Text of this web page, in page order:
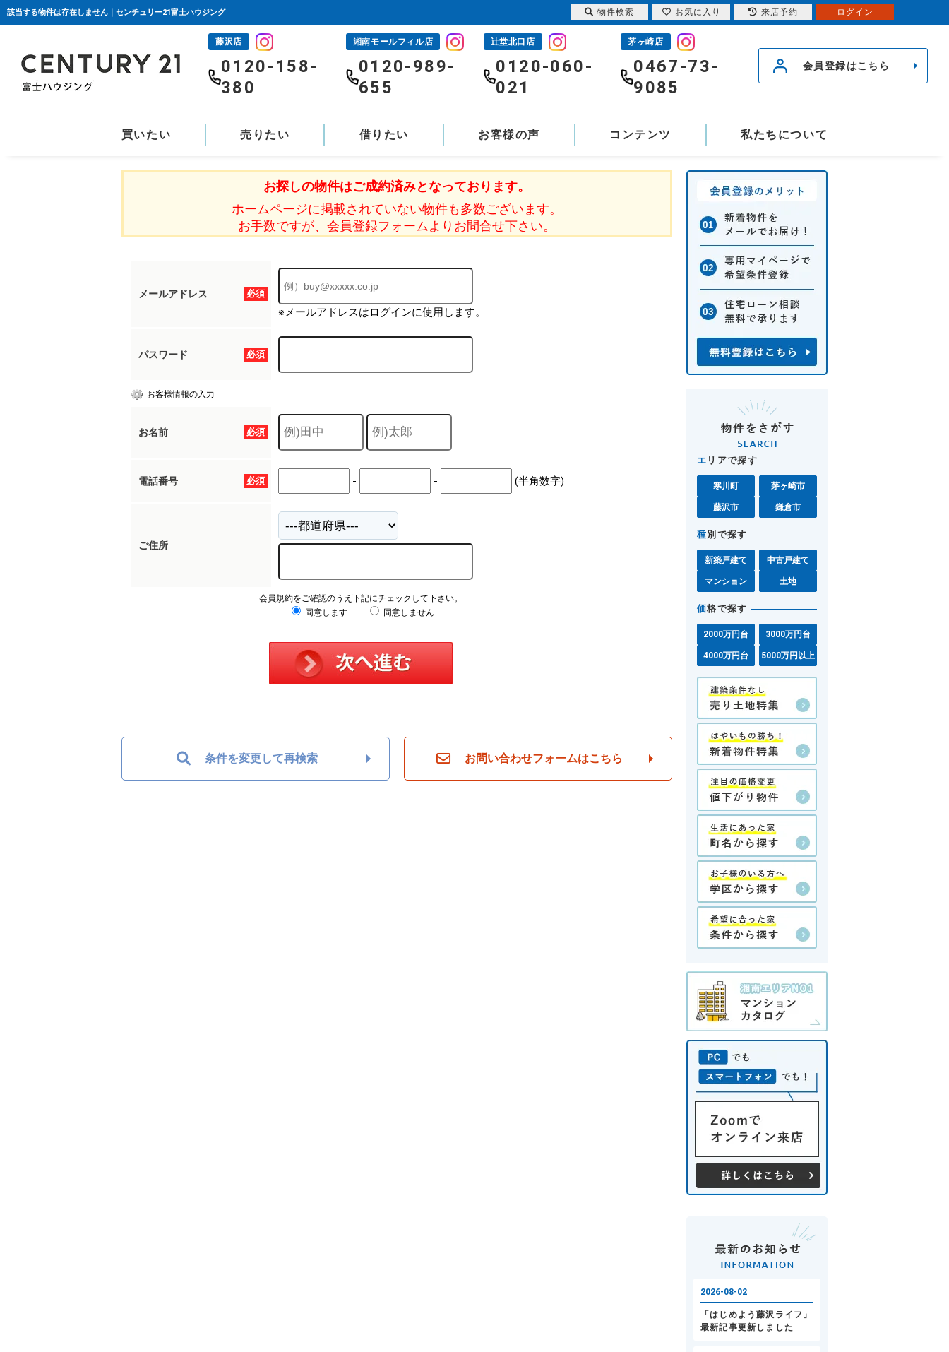
該当する物件は存在しません｜センチュリー21富士ハウジング
藤沢店
0120-158-
380
湘南モールフィル店
0120-989-
655
辻堂北口店
0120-060-
021
茅ヶ崎店
0467-73-
9085
会員登録はこちら
買いたい 売りたい 借りたい お客様の声 コンテンツ 私たちについて
お探しの物件はご成約済みとなっております。
ホームページに掲載されていない物件も多数ございます。
お手数ですが、会員登録フォームよりお問合せ下さい。
必須
メールアドレス
※メールアドレスはログインに使用します。
必須
パスワード
お客様情報の入力
必須
お名前
必須
電話番号 - - (半角数字)
ご住所
会員規約をご確認のうえ下記にチェックして下さい。
同意します
同意しません
条件を変更して再検索 お問い合わせフォームはこちら
エ リアで探す
寒川町 茅ヶ崎市
藤沢市 鎌倉市
種別で探す
新築戸建て 中古戸建て
マンション 土地
価格で探す
2000万円台 3000万円台
4000万円台 5000万円以上
物件検索 お気に入り 来店予約 ログイン